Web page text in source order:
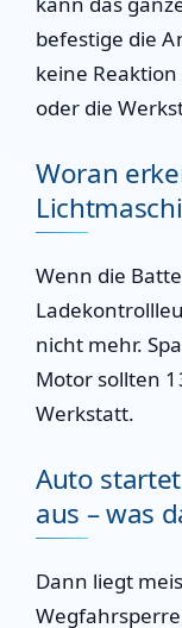
befestige die
keine
oder die
Woran
Wenn die
nicht mehr.
Motor sollten
Werkstatt.
Auto
aus – was
Dann liegt